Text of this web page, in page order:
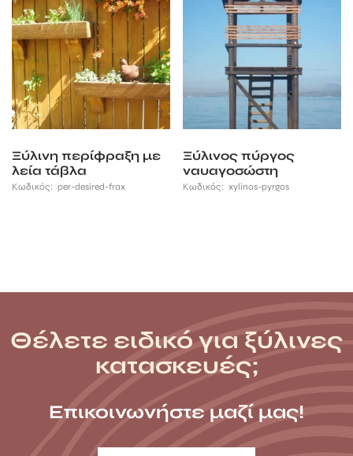
Ξύλινη περίφραξη με
λεία τάβλα
Κωδικός: per-desired-frax
Ξύλινος πύργος
ναυαγοσώστη
Κωδικός:xylinos-pyrgos
Θέλετε ειδικό για ξύλινες
κατασκευές;
Επικοινωνήστε μαζί μας!